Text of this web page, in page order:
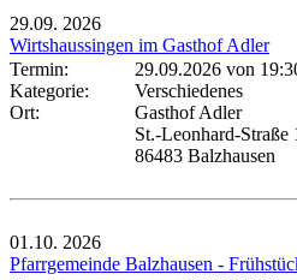
29.09. 2026
Wirtshaussingen im Gasthof Adler
Termin:
29.09.2026 von
Kategorie:
Verschiedenes
Ort:
Gasthof Adler
St.-Leonhard-Straße
86483 Balzhausen
01.10. 2026
Pfarrgemeinde Balzhausen -